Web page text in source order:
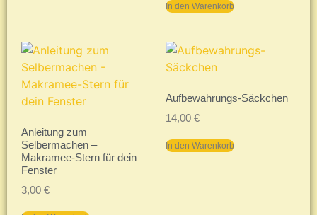
In den Warenkorb
Anleitung zum
Selbermachen –
Makramee-Stern für dein
Fenster
3,00 €
Aufbewahrungs-Säckchen
14,00 €
In den Warenkorb